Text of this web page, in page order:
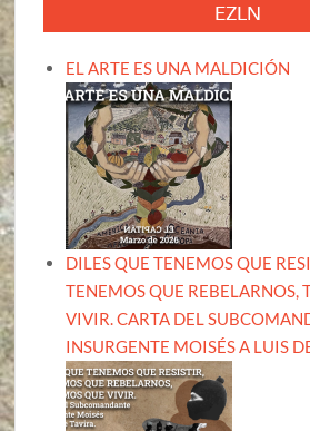
EZLN
EL ARTE ES UNA MALDICIÓN
DILES QUE TENEMOS QUE
TENEMOS QUE REBELARNOS,
VIVIR. CARTA DEL
INSURGENTE MOISÉS A LUIS